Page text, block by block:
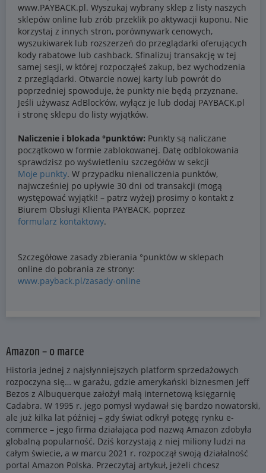
Amazon – o marce
Historia jednej z najsłynniejszych platform sprzedażowych
rozpoczyna się… w garażu, gdzie amerykański biznesmen Jeff
Bezos z Albuquerque założył małą internetową księgarnię
Cadabra. W 1995 r. jego pomysł wydawał się bardzo nowatorski,
ale już kilka lat później – gdy świat odkrył potęgę rynku e-
commerce – jego firma działająca pod nazwą Amazon zdobyła
globalną popularność. Dziś korzystają z niej miliony ludzi na
całym świecie, a w marcu 2021 r. rozpoczął swoją działalność
portal Amazon Polska. Przeczytaj artykuł, jeżeli chcesz